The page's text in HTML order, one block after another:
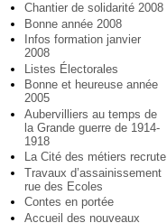
Chantier de solidarité 2008
Bonne année 2008
Infos formation janvier
2008
Listes Électorales
Bonne et heureuse année
2005
Aubervilliers au temps de
la Grande guerre de 1914-
1918
La Cité des métiers recrute
Travaux d’assainissement
rue des Ecoles
Contes en portée
Accueil des nouveaux